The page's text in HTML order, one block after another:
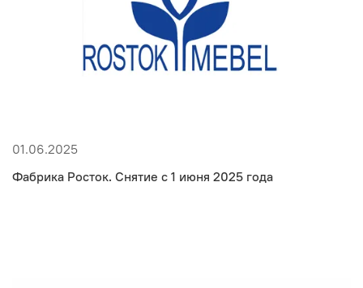
01.06.2025
Фабрика Росток. Снятие с 1 июня 2025 года